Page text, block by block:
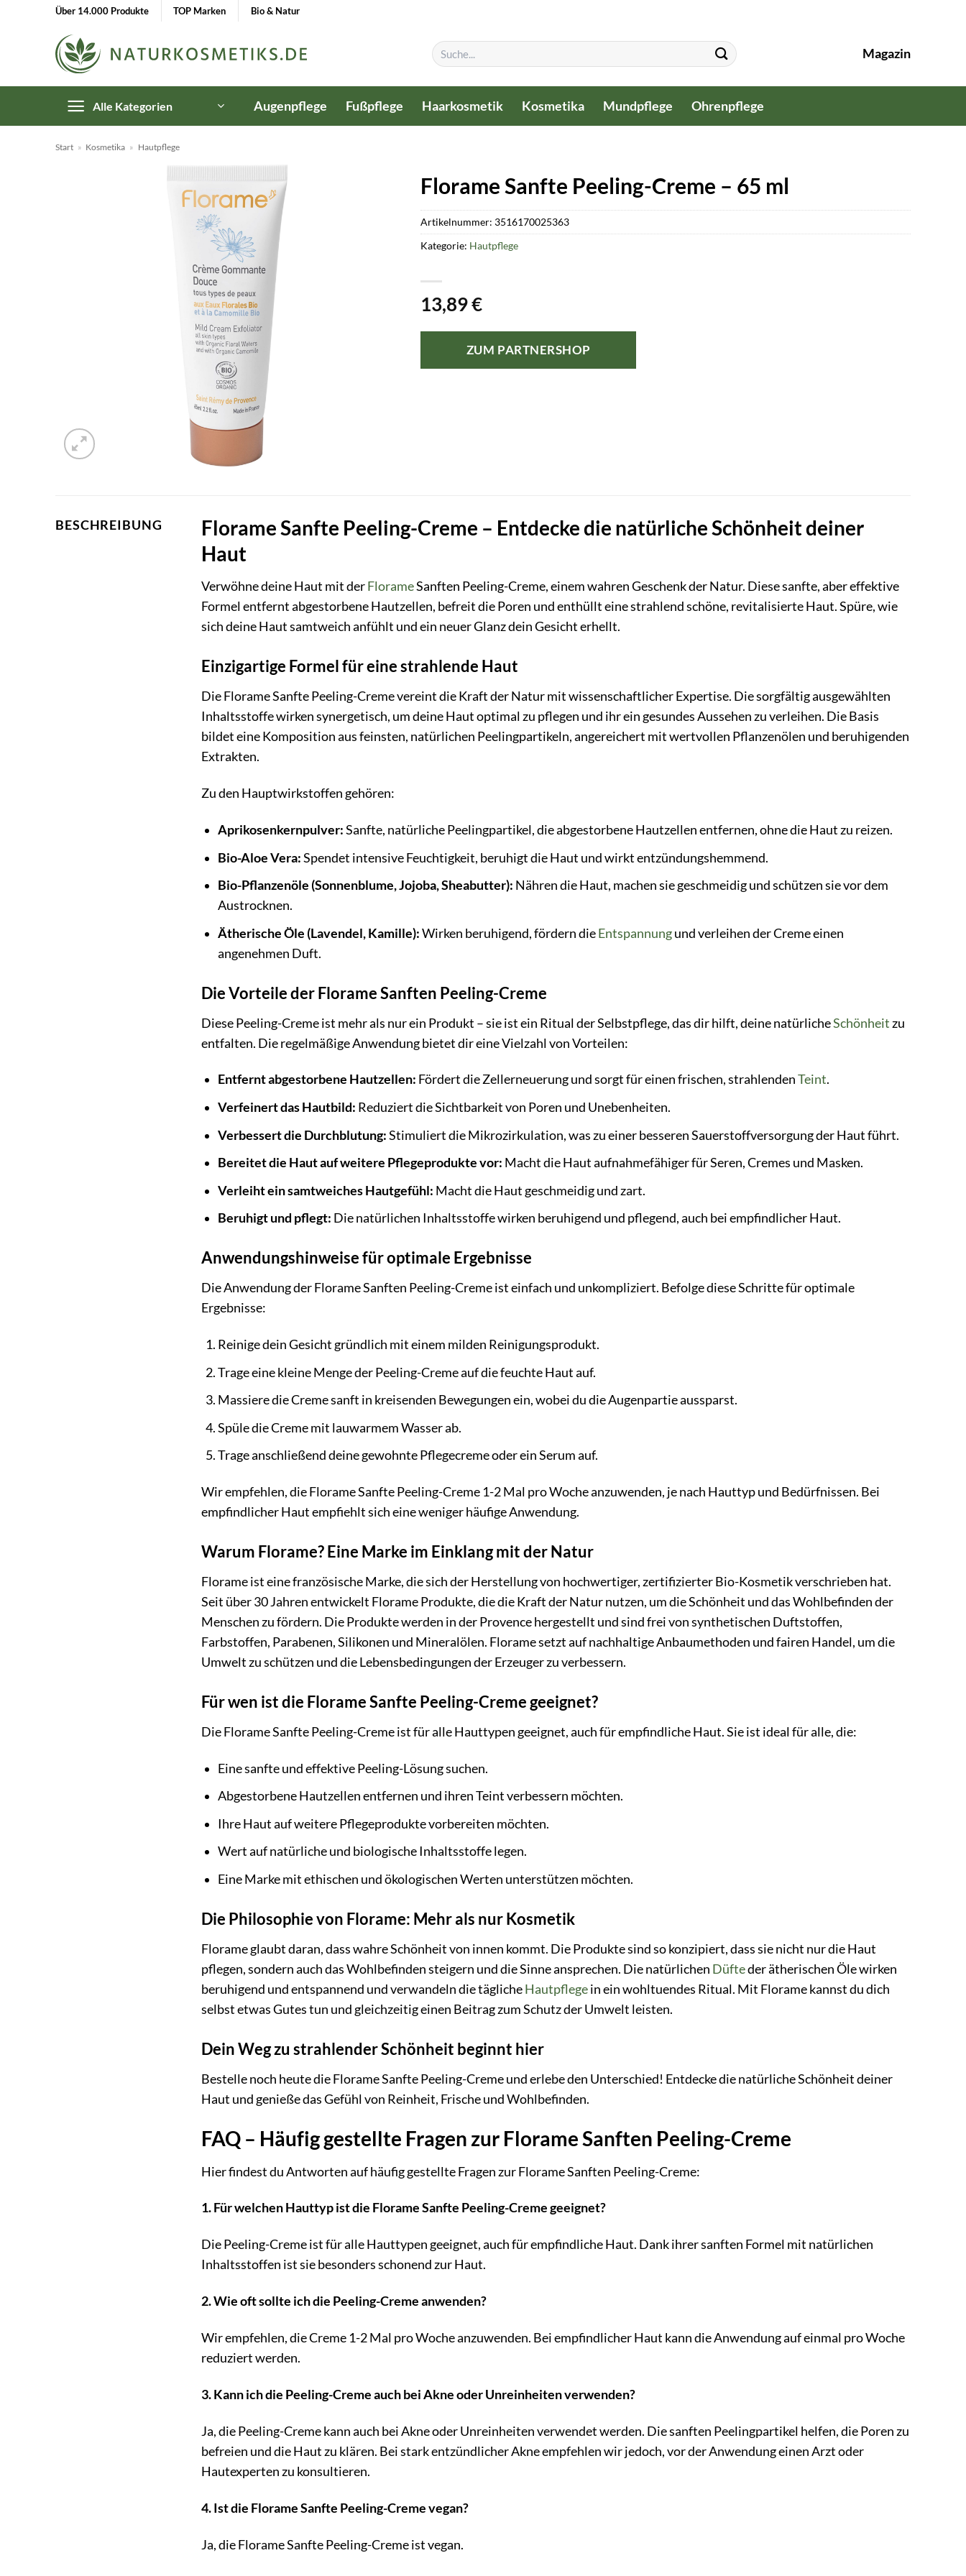
Über 14.000 Produkte TOP Marken Bio & Natur
Suchen
nach:
Magazin
Alle Kategorien Augenpflege Fußpflege Haarkosmetik Kosmetika Mundpflege Ohrenpflege
Start » Kosmetika » Hautpflege
Florame Sanfte Peeling-Creme – 65 ml
13,89€
ZUM PARTNERSHOP
Artikelnummer: 3516170025363
Kategorie: Hautpflege
BESCHREIBUNG
Florame Sanfte Peeling-Creme – Entdecke die natürliche Schönheit deiner
Haut
Verwöhne deine Haut mit derFlorameSanften Peeling-Creme, einem wahren Geschenk der Natur. Diese sanfte, aber effektive
Formel entfernt abgestorbene Hautzellen, befreit die Poren und enthüllt eine strahlend schöne, revitalisierte Haut. Spüre, wie
sich deine Haut samtweich anfühlt und ein neuer Glanz dein Gesicht erhellt.
Einzigartige Formel für eine strahlende Haut
Die Florame Sanfte Peeling-Creme vereint die Kraft der Natur mit wissenschaftlicher Expertise. Die sorgfältig ausgewählten
Inhaltsstoffe wirken synergetisch, um deine Haut optimal zu pflegen und ihr ein gesundes Aussehen zu verleihen. Die Basis
bildet eine Komposition aus feinsten, natürlichen Peelingpartikeln, angereichert mit wertvollen Pflanzenölen und beruhigenden
Extrakten.
Zu den Hauptwirkstoffen gehören:
Aprikosenkernpulver:Sanfte, natürliche Peelingpartikel, die abgestorbene Hautzellen entfernen, ohne die Haut zu reizen.
Bio-Aloe Vera:Spendet intensive Feuchtigkeit, beruhigt die Haut und wirkt entzündungshemmend.
Bio-Pflanzenöle (Sonnenblume, Jojoba, Sheabutter): Nähren die Haut, machen sie geschmeidig und schützen sie vor dem
Austrocknen.
Ätherische Öle (Lavendel, Kamille):Wirken beruhigend, fördern dieEntspannungund verleihen der Creme einen
angenehmen Duft.
Die Vorteile der Florame Sanften Peeling-Creme
Diese Peeling-Creme ist mehr als nur ein Produkt – sie ist ein Ritual der Selbstpflege, das dir hilft, deine natürlicheSchönheitzu
entfalten. Die regelmäßige Anwendung bietet dir eine Vielzahl von Vorteilen:
Entfernt abgestorbene Hautzellen: Fördert die Zellerneuerung und sorgt für einen frischen, strahlendenTeint.
Verfeinert das Hautbild: Reduziert die Sichtbarkeit von Poren und Unebenheiten.
Verbessert die Durchblutung:Stimuliert die Mikrozirkulation, was zu einer besseren Sauerstoffversorgung der Haut führt.
Bereitet die Haut auf weitere Pflegeprodukte vor: Macht die Haut aufnahmefähiger für Seren, Cremes und Masken.
Verleiht ein samtweiches Hautgefühl: Macht die Haut geschmeidig und zart.
Beruhigt und pflegt: Die natürlichen Inhaltsstoffe wirken beruhigend und pflegend, auch bei empfindlicher Haut.
Anwendungshinweise für optimale Ergebnisse
Die Anwendung der Florame Sanften Peeling-Creme ist einfach und unkompliziert. Befolge diese Schritte für optimale
Ergebnisse:
Reinige dein Gesicht gründlich mit einem milden Reinigungsprodukt.
Trage eine kleine Menge der Peeling-Creme auf die feuchte Haut auf.
Massiere die Creme sanft in kreisenden Bewegungen ein, wobei du die Augenpartie aussparst.
Spüle die Creme mit lauwarmem Wasser ab.
Trage anschließend deine gewohnte Pflegecreme oder ein Serum auf.
Wir empfehlen, die Florame Sanfte Peeling-Creme 1-2 Mal pro Woche anzuwenden, je nach Hauttyp und Bedürfnissen. Bei
empfindlicher Haut empfiehlt sich eine weniger häufige Anwendung.
Warum Florame? Eine Marke im Einklang mit der Natur
Florame ist eine französische Marke, die sich der Herstellung von hochwertiger, zertifizierter Bio-Kosmetik verschrieben hat.
Seit über 30 Jahren entwickelt Florame Produkte, die die Kraft der Natur nutzen, um die Schönheit und das Wohlbefinden der
Menschen zu fördern. Die Produkte werden in der Provence hergestellt und sind frei von synthetischen Duftstoffen,
Farbstoffen, Parabenen, Silikonen und Mineralölen. Florame setzt auf nachhaltige Anbaumethoden und fairen Handel, um die
Umwelt zu schützen und die Lebensbedingungen der Erzeuger zu verbessern.
Für wen ist die Florame Sanfte Peeling-Creme geeignet?
Die Florame Sanfte Peeling-Creme ist für alle Hauttypen geeignet, auch für empfindliche Haut. Sie ist ideal für alle, die:
Eine sanfte und effektive Peeling-Lösung suchen.
Abgestorbene Hautzellen entfernen und ihren Teint verbessern möchten.
Ihre Haut auf weitere Pflegeprodukte vorbereiten möchten.
Wert auf natürliche und biologische Inhaltsstoffe legen.
Eine Marke mit ethischen und ökologischen Werten unterstützen möchten.
Die Philosophie von Florame: Mehr als nur Kosmetik
Florame glaubt daran, dass wahre Schönheit von innen kommt. Die Produkte sind so konzipiert, dass sie nicht nur die Haut
pflegen, sondern auch das Wohlbefinden steigern und die Sinne ansprechen. Die natürlichen Düfteder ätherischen Öle wirken
beruhigend und entspannend und verwandeln die täglicheHautpflegein ein wohltuendes Ritual. Mit Florame kannst du dich
selbst etwas Gutes tun und gleichzeitig einen Beitrag zum Schutz der Umwelt leisten.
Dein Weg zu strahlender Schönheit beginnt hier
Bestelle noch heute die Florame Sanfte Peeling-Creme und erlebe den Unterschied! Entdecke die natürliche Schönheit deiner
Haut und genieße das Gefühl von Reinheit, Frische und Wohlbefinden.
FAQ – Häufig gestellte Fragen zur Florame Sanften Peeling-Creme
Hier findest du Antworten auf häufig gestellte Fragen zur Florame Sanften Peeling-Creme:
1. Für welchen Hauttyp ist die Florame Sanfte Peeling-Creme geeignet?
Die Peeling-Creme ist für alle Hauttypen geeignet, auch für empfindliche Haut. Dank ihrer sanften Formel mit natürlichen
Inhaltsstoffen ist sie besonders schonend zur Haut.
2. Wie oft sollte ich die Peeling-Creme anwenden?
Wir empfehlen, die Creme 1-2 Mal pro Woche anzuwenden. Bei empfindlicher Haut kann die Anwendung auf einmal pro Woche
reduziert werden.
3. Kann ich die Peeling-Creme auch bei Akne oder Unreinheiten verwenden?
Ja, die Peeling-Creme kann auch bei Akne oder Unreinheiten verwendet werden. Die sanften Peelingpartikel helfen, die Poren zu
befreien und die Haut zu klären. Bei stark entzündlicher Akne empfehlen wir jedoch, vor der Anwendung einen Arzt oder
Hautexperten zu konsultieren.
4. Ist die Florame Sanfte Peeling-Creme vegan?
Ja, die Florame Sanfte Peeling-Creme ist vegan.